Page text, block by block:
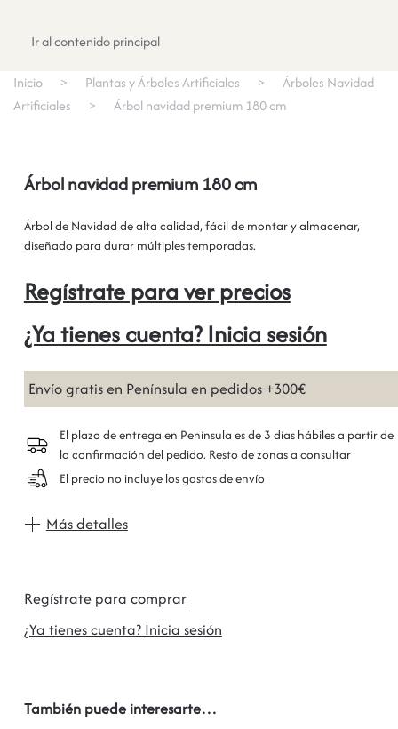
Ir al contenido principal
Inicio Plantas y Árboles Artificiales
Árboles Navidad
Artificiales
Árbol navidad premium 180 cm
Árbol navidad premium 180 cm
Árbol de Navidad de alta calidad, fácil de montar y almacenar,
diseñado para durar múltiples temporadas.
Regístrate para ver precios
¿Ya tienes cuenta? Inicia sesión
Envío gratis en Península en pedidos +300€
El plazo de entrega en Península es de 3 días hábiles a partir de
la confirmación del pedido. Resto de zonas a consultar
El precio no incluye los gastos de envío
Más detalles
Regístrate para comprar
¿Ya tienes cuenta? Inicia sesión
También puede interesarte…